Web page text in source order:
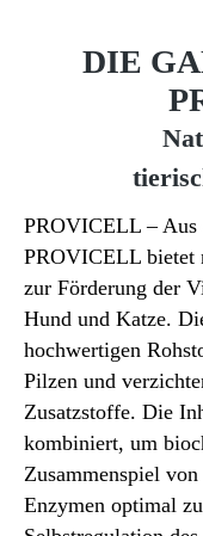
DIE
PROVICELL – Aus
PROVICELL bietet
zur Förderung der
Hund und Katze.
hochwertigen
Pilzen und
Zusatzstoffe. Die
kombiniert, um
Zusammenspiel
Enzymen optimal